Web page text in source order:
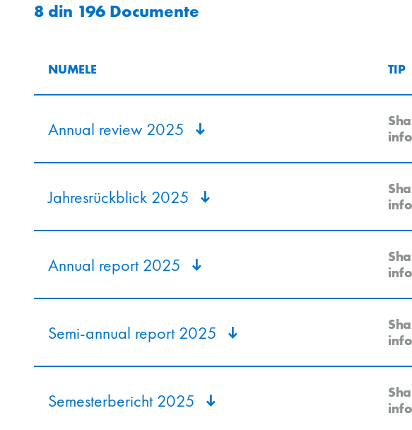
8 din 196 Documente
NUMELE TIP
Annual review 2025
Jahresrückblick 2025
Annual report 2025
Semi-annual report 2025
Semesterbericht 2025